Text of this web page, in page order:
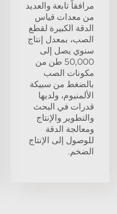
مرافقاً تابعة والعديد
من معدات قياس
الدقة الكبيرة لقطع
الصب، بمعدل إنتاج
سنوي يصل إلى
50,000 طن من
مكونات الصب
بالضغط من سبيكة
الألمنيوم، ولديها
قدرات في البحث
والتطوير والإنتاج
ومعالجة الدقة
للوصول إلى الإنتاج
الضخم.